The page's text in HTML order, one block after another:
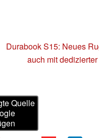
Durabook S15: Neues
auch mit
Quelle